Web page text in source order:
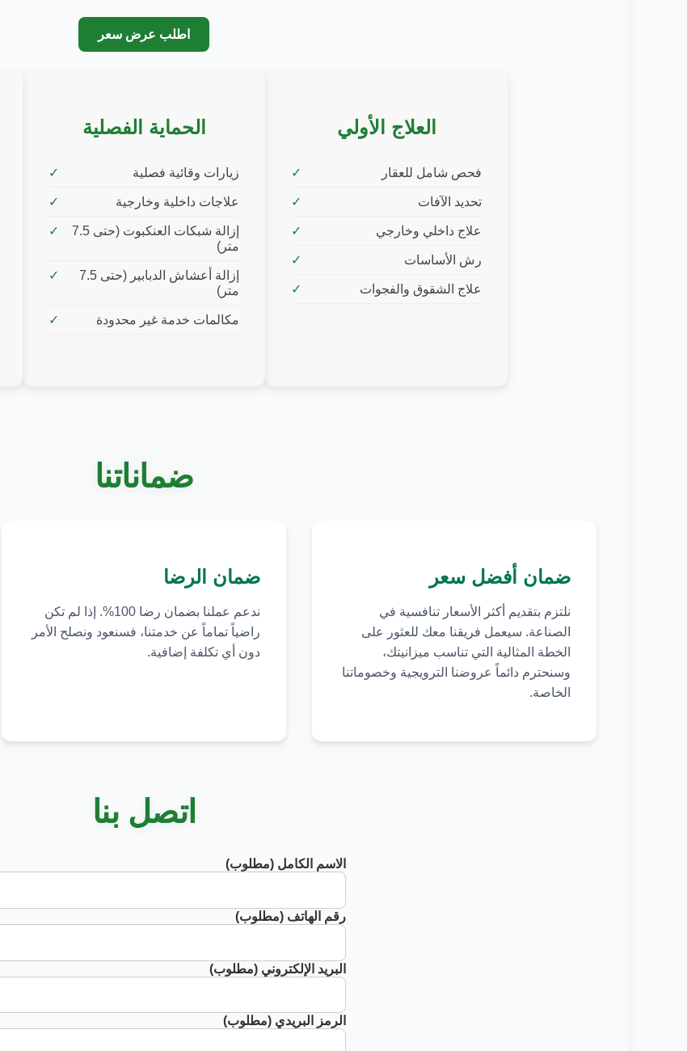
اطلب عرض سعر
العلاج الأولي
فحص شامل للعقار
تحديد الآفات
علاج داخلي وخارجي
رش الأساسات
علاج الشقوق والفجوات
الحماية الفصلية
زيارات وقائية فصلية
علاجات داخلية وخارجية
إزالة شبكات العنكبوت (حتى 7.5
متر)
إزالة أعشاش الدبابير (حتى 7.5
متر)
مكالمات خدمة غير محدودة
ضماناتنا
ضمان أفضل سعر
نلتزم بتقديم أكثر الأسعار تنافسية في
الصناعة. سيعمل فريقنا معك للعثور على
الخطة المثالية التي تناسب ميزانيتك،
وسنحترم دائماً عروضنا الترويجية وخصوماتنا
الخاصة.
ضمان الرضا
ندعم عملنا بضمان رضا 100%. إذا لم تكن
راضياً تماماً عن خدمتنا، فسنعود ونصلح الأمر
دون أي تكلفة إضافية.
اتصل بنا
الاسم الكامل (مطلوب)
رقم الهاتف (مطلوب)
البريد الإلكتروني (مطلوب)
الرمز البريدي (مطلوب)